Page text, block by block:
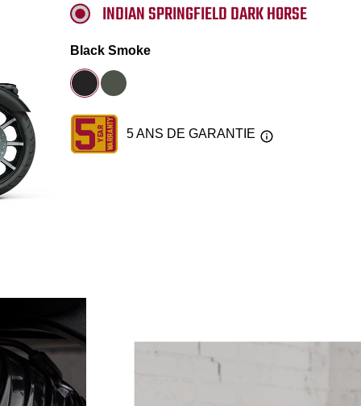
INDIAN SPRINGFIELD DARK HORSE
Black Smoke
5 ANS DE GARANTIE